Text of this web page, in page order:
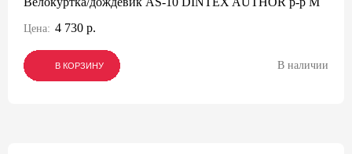
Цена: 4 730 р.
В КОРЗИНУ
В КОРЗИНУ
В КОРЗИНУ В наличии